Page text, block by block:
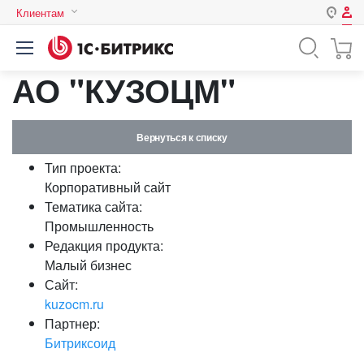
Клиентам
Авторизация
Нет аккаунта? Зарегистрироваться
Логин
Пароль
Забыли свой пароль?
АО "КУЗОЦМ"
Вернуться к списку
Тип проекта:
Корпоративный сайт
Тематика сайта:
Промышленность
Редакция продукта:
Малый бизнес
Сайт:
kuzocm.ru
Партнер:
Битриксоид